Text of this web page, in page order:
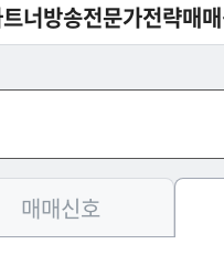
너방송전문가전략매
매매신호